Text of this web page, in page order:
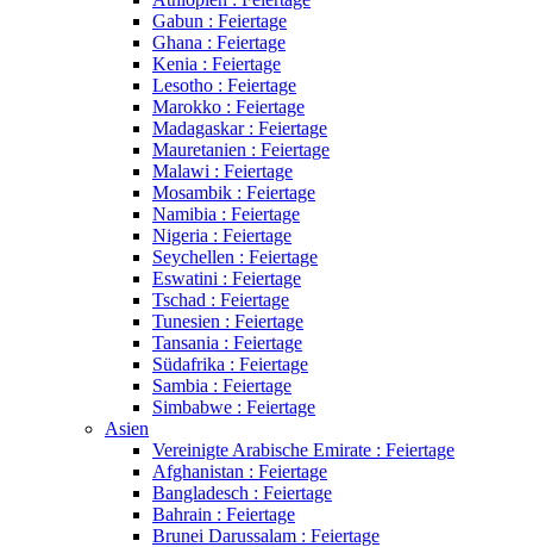
Gabun : Feiertage
Ghana : Feiertage
Kenia : Feiertage
Lesotho : Feiertage
Marokko : Feiertage
Madagaskar : Feiertage
Mauretanien : Feiertage
Malawi : Feiertage
Mosambik : Feiertage
Namibia : Feiertage
Nigeria : Feiertage
Seychellen : Feiertage
Eswatini : Feiertage
Tschad : Feiertage
Tunesien : Feiertage
Tansania : Feiertage
Südafrika : Feiertage
Sambia : Feiertage
Simbabwe : Feiertage
Asien
Vereinigte Arabische Emirate : Feiertage
Afghanistan : Feiertage
Bangladesch : Feiertage
Bahrain : Feiertage
Brunei Darussalam : Feiertage